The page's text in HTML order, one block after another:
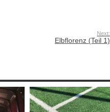
Next:
Elbflorenz (Teil 1)